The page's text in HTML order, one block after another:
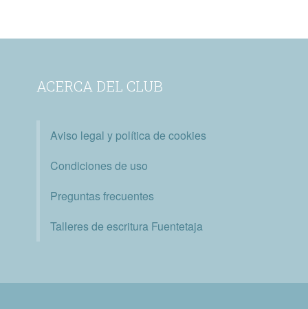
ACERCA DEL CLUB
Aviso legal y política de cookies
Condiciones de uso
Preguntas frecuentes
Talleres de escritura Fuentetaja